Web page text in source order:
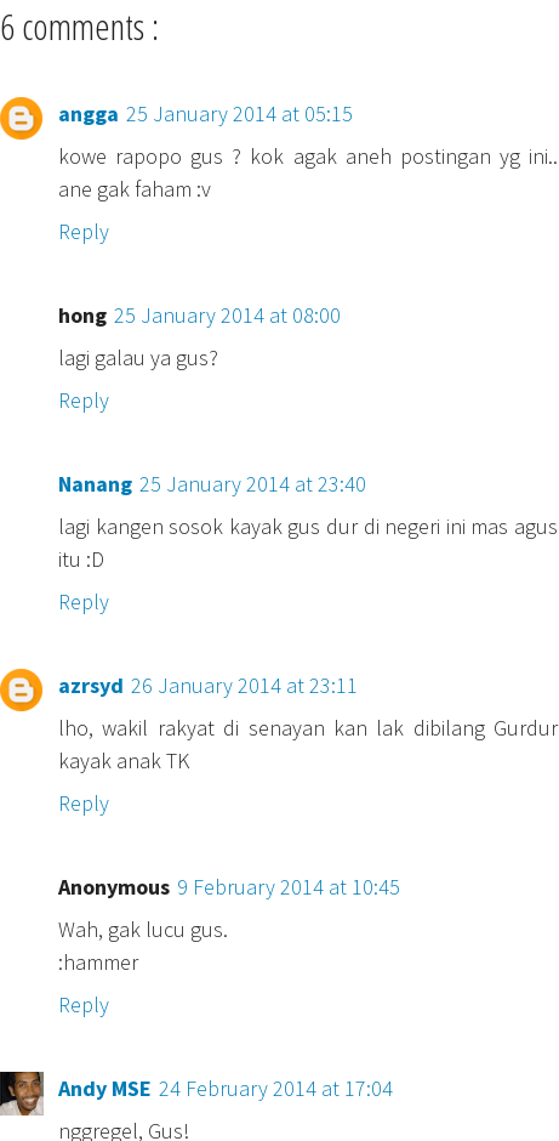
6 comments :
angga 25 January 2014 at 05:15
kowe rapopo gus ? kok agak aneh postingan yg ini..
ane gak faham :v
Reply
hong 25 January 2014 at 08:00
lagi galau ya gus?
Reply
Nanang 25 January 2014 at 23:40
lagi kangen sosok kayak gus dur di negeri ini mas agus
itu :D
Reply
azrsyd 26 January 2014 at 23:11
lho, wakil rakyat di senayan kan lak dibilang Gurdur
kayak anak TK
Reply
Anonymous 9 February 2014 at 10:45
Wah, gak lucu gus.
:hammer
Reply
Andy MSE 24 February 2014 at 17:04
nggregel, Gus!